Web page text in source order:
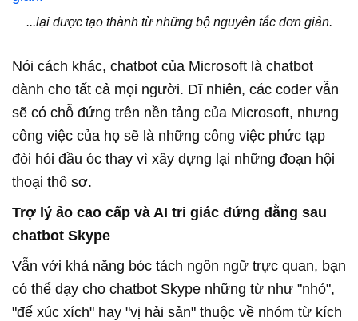
...lại được tạo thành từ những bộ nguyên tắc đơn giản.
Nói cách khác, chatbot của Microsoft là chatbot
dành cho tất cả mọi người. Dĩ nhiên, các coder vẫn
sẽ có chỗ đứng trên nền tảng của Microsoft, nhưng
công việc của họ sẽ là những công việc phức tạp
đòi hỏi đầu óc thay vì xây dựng lại những đoạn hội
thoại thô sơ.
Trợ lý ảo cao cấp và AI tri giác đứng đằng sau
chatbot Skype
Vẫn với khả năng bóc tách ngôn ngữ trực quan, bạn
có thể dạy cho chatbot Skype những từ như "nhỏ",
"đế xúc xích" hay "vị hải sản" thuộc về nhóm từ kích